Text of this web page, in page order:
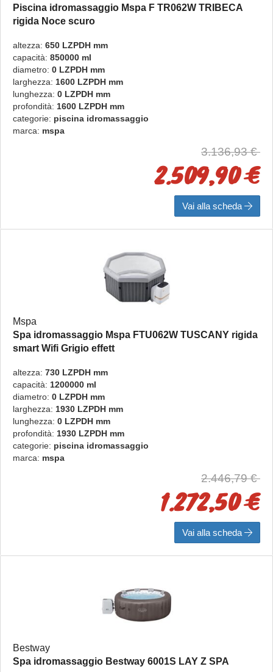
Piscina idromassaggio Mspa F TR062W TRIBECA
rigida Noce scuro
altezza: 650 LZPDH mm
capacità: 850000 ml
diametro: 0 LZPDH mm
larghezza: 1600 LZPDH mm
lunghezza: 0 LZPDH mm
profondità: 1600 LZPDH mm
categorie: piscina idromassaggio
marca: mspa
3.136,93 €
2.509,90 €
Vai alla scheda
Mspa
Spa idromassaggio Mspa FTU062W TUSCANY rigida
smart Wifi Grigio effett
altezza: 730 LZPDH mm
capacità: 1200000 ml
diametro: 0 LZPDH mm
larghezza: 1930 LZPDH mm
lunghezza: 0 LZPDH mm
profondità: 1930 LZPDH mm
categorie: piscina idromassaggio
marca: mspa
2.446,79 €
1.272,50 €
Vai alla scheda
Bestway
Spa idromassaggio Bestway 6001S LAY Z SPA